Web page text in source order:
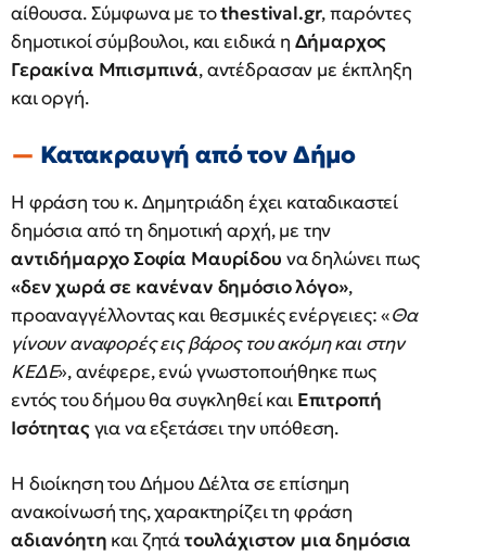
αίθουσα. Σύμφωνα με τοthestival.gr, παρόντες
δημοτικοί σύμβουλοι, και ειδικά η Δήμαρχος
Γερακίνα Μπισμπινά, αντέδρασαν με έκπληξη
και οργή.
Κατακραυγή από τον Δήμο
Η φράση του κ. Δημητριάδη έχει καταδικαστεί
δημόσια από τη δημοτική αρχή, με την
αντιδήμαρχο Σοφία Μαυρίδου να δηλώνει πως
«δεν χωρά σε κανέναν δημόσιο λόγο»,
προαναγγέλλοντας και θεσμικές ενέργειες: «Θα
γίνουν αναφορές εις βάρος του ακόμη και στην
ΚΕΔΕ», ανέφερε, ενώ γνωστοποιήθηκε πως
εντός του δήμου θα συγκληθεί και Επιτροπή
Ισότηταςγια να εξετάσει την υπόθεση.
Η διοίκηση του Δήμου Δέλτα σε επίσημη
ανακοίνωσή της, χαρακτηρίζει τη φράση
αδιανόητη και ζητάτουλάχιστον μια δημόσια